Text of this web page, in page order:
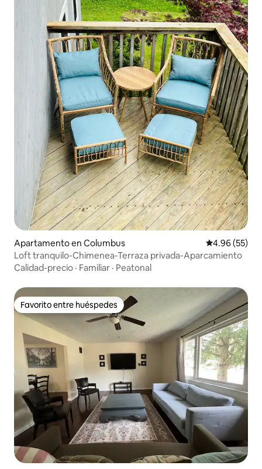
Apartamento en Columbus Calificación
4.96 (55)
Loft tranquilo-Chimenea-Terraza privada-Aparcamiento
Calidad-precio · Familiar · Peatonal
Favorito entre huéspedes
Favorito entre huéspedes